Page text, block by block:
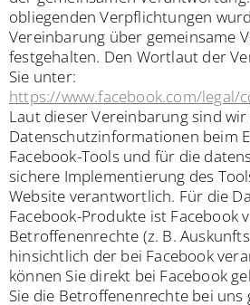
obliegenden Verpflichtungen
Vereinbarung über gemeinsame
festgehalten. Den Wortlaut der
Sie unter:
https://www.facebook.com/legal/
Laut dieser Vereinbarung sind
Datenschutzinformationen beim
Facebook-Tools und für die
sichere Implementierung des
Website verantwortlich. Für die
Facebook-Produkte ist Facebook
Betroffenenrechte (z. B.
hinsichtlich der bei Facebook
können Sie direkt bei Facebook
Sie die Betroffenenrechte bei uns